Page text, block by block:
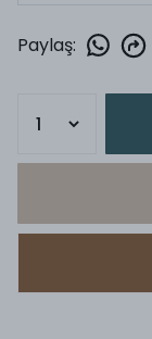
Paylaş: